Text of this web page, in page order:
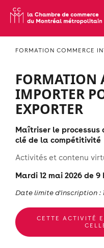
FORMATION COMMERCE
FORMATION
IMPORTER
EXPORTER
Maîtriser le processus
clé de la compétitivité
Activités et contenu
Mardi 12 mai 2026 de 9
Date limite d'inscription :
CETTE ACTIVITÉ